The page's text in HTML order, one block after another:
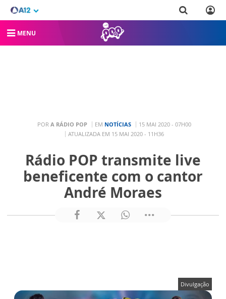
MENU
POR A RÁDIO POP EM NOTÍCIAS
15 MAI 2020 - 07H00
ATUALIZADA EM 15 MAI 2020 - 11H36
Rádio POP transmite live
beneficente com o cantor
André Moraes
Divulgação